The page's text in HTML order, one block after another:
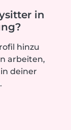
in
hinzu
arbeiten,
deiner